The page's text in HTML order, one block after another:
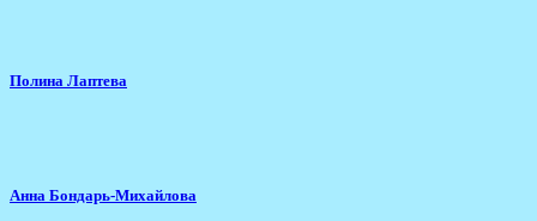
Полина Лаптева
Анна Бондарь-Михайлова